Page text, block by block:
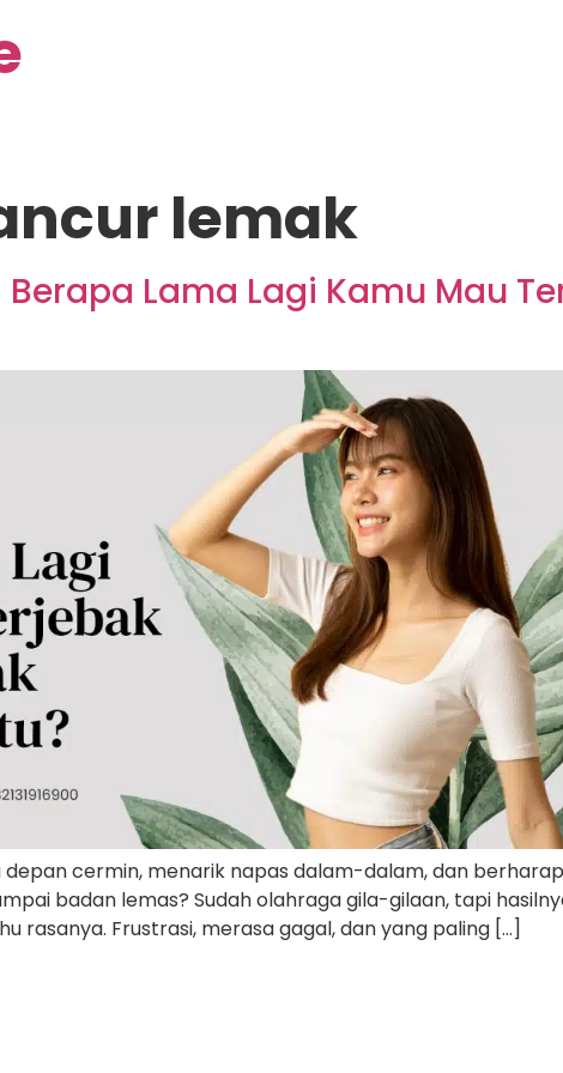
lemak
Berapa Lama Lagi Kamu Mau
depan cermin, menarik napas dalam-dalam, dan
badan lemas? Sudah olahraga gila-gilaan, tapi
rasanya. Frustrasi, merasa gagal, dan yang paling […]